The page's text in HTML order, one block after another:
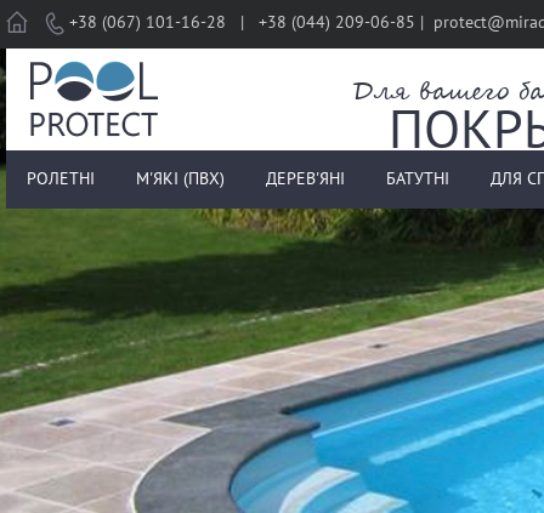
Home+38 (067) 101-16-28 | +38 (044) 209-06-85 |
Для вашего
РОЛЕТНІ М'ЯКІ (ПВХ) ДЕРЕВ'ЯНІ БАТУТНІ ДЛЯ